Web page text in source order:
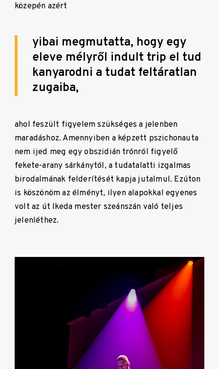
közepén azért
yibai megmutatta, hogy egy
eleve mélyről indult trip el tud
kanyarodni a tudat feltáratlan
zugaiba,
ahol feszült figyelem szükséges a jelenben
maradáshoz. Amennyiben a képzett pszichonauta
nem ijed meg egy obszidián trónról figyelő
fekete-arany sárkánytól, a tudatalatti izgalmas
birodalmának felderítését kapja jutalmul. Ezúton
is köszönöm az élményt, ilyen alapokkal egyenes
volt az út Ikeda mester szeánszán való teljes
jelenléthez.